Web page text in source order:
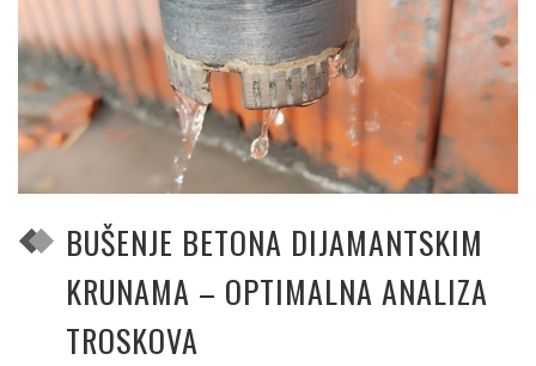
BUŠENJE BETONA DIJAMANTSKIM
KRUNAMA – OPTIMALNA ANALIZA
TROSKOVA